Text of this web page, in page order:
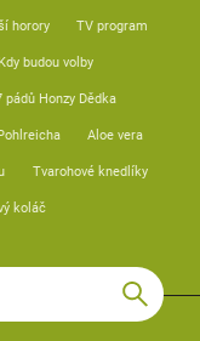
horory TV program
Kdy budou volby
pádů Honzy Dědka
Aloe vera
Tvarohové knedlíky
koláč